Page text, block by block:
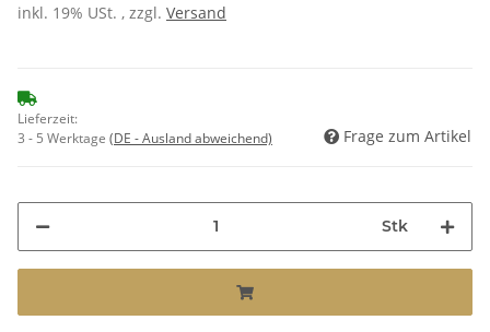
inkl. 19% USt. , zzgl. Versand
Lieferzeit:
3 - 5 Werktage (DE - Ausland abweichend) Frage zum Artikel
Stk